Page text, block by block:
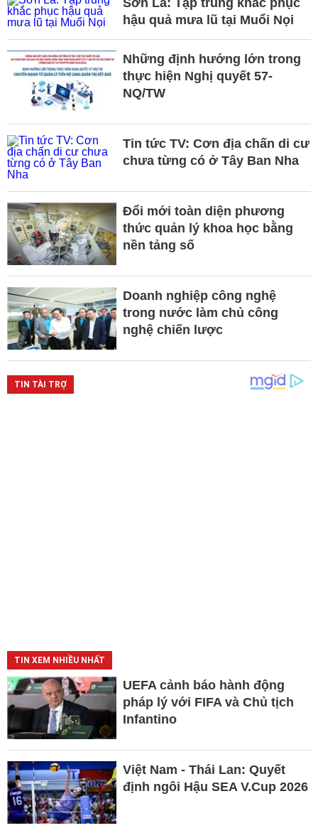
hậu quả mưa lũ tại Muổi Nọi
Những định hướng lớn trong
thực hiện Nghị quyết 57-
NQ/TW
Tin tức TV: Cơn địa chấn di cư
chưa từng có ở Tây Ban Nha
Đổi mới toàn diện phương
thức quản lý khoa học bằng
nền tảng số
Doanh nghiệp công nghệ
trong nước làm chủ công
nghệ chiến lược
TIN XEM NHIỀU NHẤT
UEFA cảnh báo hành động
pháp lý với FIFA và Chủ tịch
Infantino
Việt Nam - Thái Lan: Quyết
định ngôi Hậu SEA V.Cup 2026